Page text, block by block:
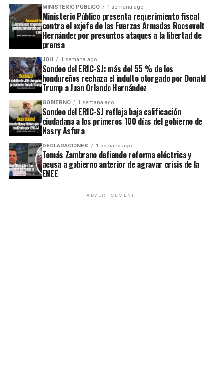
MINISTERIO PÚBLICO 1 semana ago
Ministerio Público presenta requerimiento fiscal
contra el exjefe de las Fuerzas Armadas Roosevelt
Hernández por presuntos ataques a la libertad de
prensa
JOH 1 semana ago
Sondeo del ERIC-SJ: más del 55 % de los
hondureños rechaza el indulto otorgado por Donald
Trump a Juan Orlando Hernández
GOBIERNO 1 semana ago
Sondeo del ERIC-SJ refleja baja calificación
ciudadana a los primeros 100 días del gobierno de
Nasry Asfura
DECLARACIONES 1 semana ago
Tomás Zambrano defiende reforma eléctrica y
acusa a gobierno anterior de agravar crisis de la
ENEE
ADVERTISEMENT